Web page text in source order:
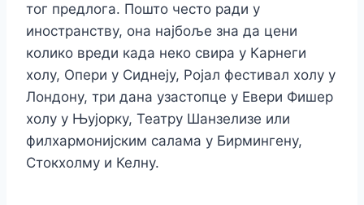
тог предлога. Пошто често ради у
иностранству, она најбоље зна да цени
колико вреди када неко свира у Карнеги
холу, Опери у Сиднеју, Ројал фестивал холу у
Лондону, три дана узастопце у Евери Фишер
холу у Њујорку, Театру Шанзелизе или
филхармонијским салама у Бирмингену,
Стокхолму и Келну.